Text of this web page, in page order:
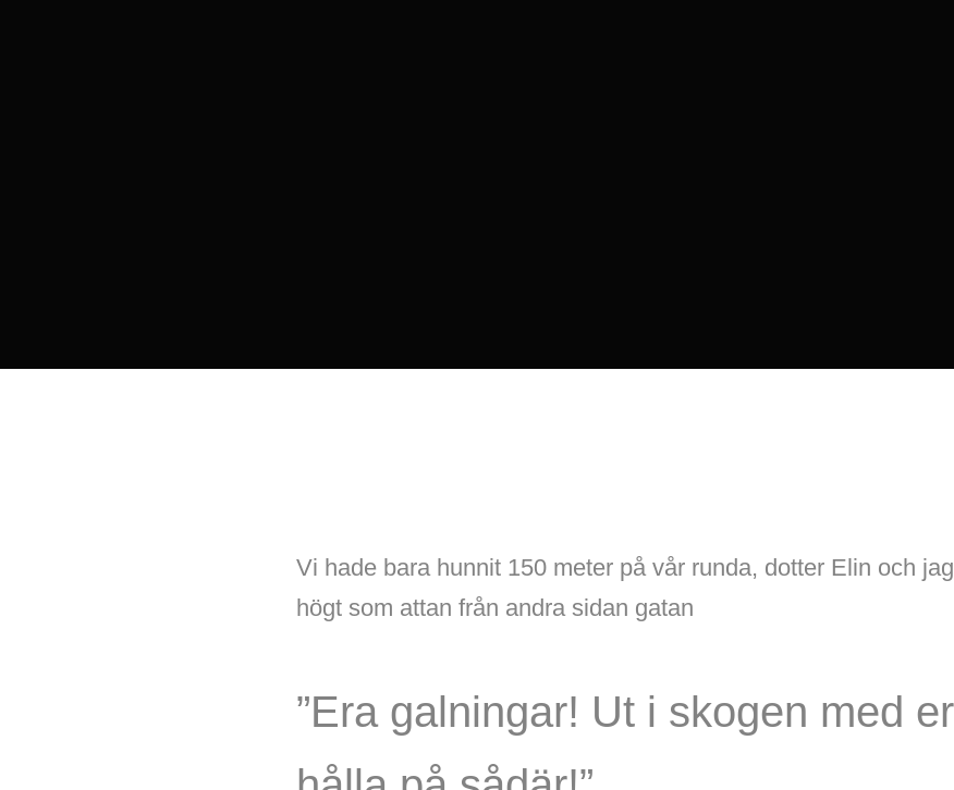
Vi hade bara hunnit 150 meter på vår runda, dotter Elin och
högt som attan från andra sidan gatan
”Era galningar! Ut i skogen med